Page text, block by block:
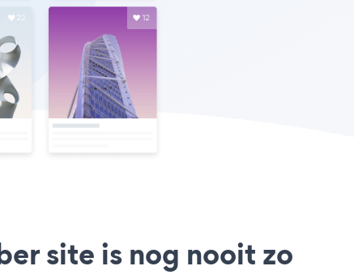
site is nog nooit zo